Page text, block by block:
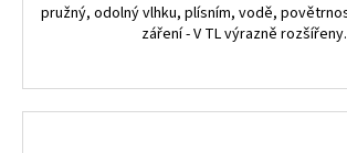
pružný, odolný vlhku, plísním, vodě,
záření - V TL výrazně